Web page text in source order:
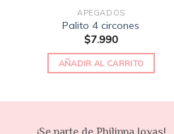
APEGADOS
Palito 4 circones
$7.990
AÑADIR AL CARRITO